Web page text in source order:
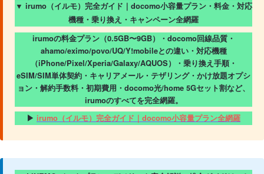
▼ irumo（イルモ）完全ガイド｜docomo小容量プラン・料金・対応
機種・乗り換え・キャンペーン全網羅
irumoの料金プラン（0.5GB〜9GB）・docomo回線品質・
ahamo/eximo/povo/UQ/Y!mobileとの違い・対応機種
（iPhone/Pixel/Xperia/Galaxy/AQUOS）・乗り換え手順・
eSIM/SIM単体契約・キャリアメール・テザリング・かけ放題オプシ
ョン・解約手数料・初期費用・docomo光/home 5Gセット割など、
irumoのすべてを完全網羅。
▶ irumo（イルモ）完全ガイド｜docomo小容量プラン全網羅